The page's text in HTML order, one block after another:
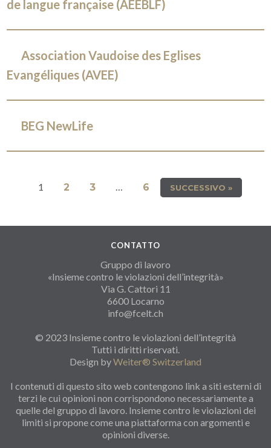
de langue française (AEEBLF)
Association Vaudoise des Eglises
Evangéliques (AVEE)
BEG NewLife
1 2 3 … 6 SUCCESSIVO »
CONTATTO
Gruppo di lavoro
«Insieme contro le violazioni dell’integrità»
Via G. Cattori 11
6600 Locarno
info@fcelt.ch
© 2023 Insieme contro le violazioni dell’integrità
Tutti i diritti riservati.
Design byWeiter® Switzerland
I contenuti di questo sito web contengono link a siti esterni di
terzi le cui opinioni non corrispondono necessariamente a
quelle del gruppo di lavoro. Insieme contro le violazioni dei
limiti si propone come una piattaforma con argomenti e
opinioni diverse.